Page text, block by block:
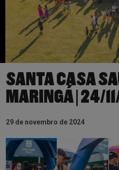
SANTA CASA
MARINGÁ | 24/
29 de novembro de 2024